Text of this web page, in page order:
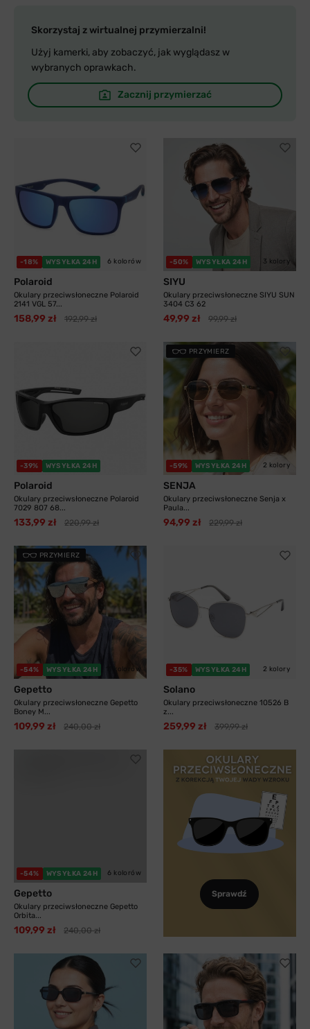
Skorzystaj z wirtualnej przymierzalni!
Użyj kamerki, aby zobaczyć, jak wyglądasz w
wybranych oprawkach.
Zacznij przymierzać
-18% WYSYŁKA 24H 6 kolorów
Polaroid
Okulary przeciwsłoneczne Polaroid
2141 VGL 57...
158,99 zł 192,99 zł
-50% WYSYŁKA 24H 3 kolory
SIYU
Okulary przeciwsłoneczne SIYU SUN
3404 C3 62
49,99 zł 99,99 zł
-39% WYSYŁKA 24H
Polaroid
Okulary przeciwsłoneczne Polaroid
7029 807 68...
133,99 zł 220,99 zł
PRZYMIERZ
-59% WYSYŁKA 24H 2 kolory
SENJA
Okulary przeciwsłoneczne Senja x
Paula...
94,99 zł 229,99 zł
PRZYMIERZ
-54% WYSYŁKA 24H 11 kolorów
Gepetto
Okulary przeciwsłoneczne Gepetto
Boney M...
109,99 zł 240,00 zł
-35% WYSYŁKA 24H 2 kolory
Solano
Okulary przeciwsłoneczne 10526 B
z...
259,99 zł 399,99 zł
-54% WYSYŁKA 24H 6 kolorów
Gepetto
Okulary przeciwsłoneczne Gepetto
Orbita...
109,99 zł 240,00 zł
Sprawdź